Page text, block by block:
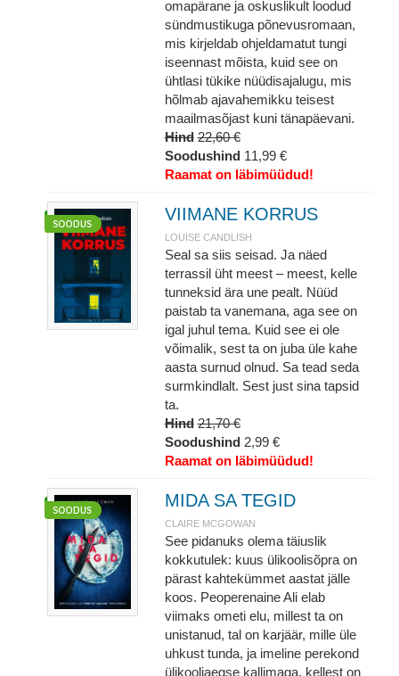
omapärane ja oskuslikult loodud
sündmustikuga põnevusromaan,
mis kirjeldab ohjeldamatut tungi
iseennast mõista, kuid see on
ühtlasi tükike nüüdisajalugu, mis
hõlmab ajavahemikku teisest
maailmasõjast kuni tänapäevani.
Hind 22,60 €
Soodushind 11,99 €
Raamat on läbimüüdud!
VIIMANE KORRUS
LOUISE CANDLISH
Seal sa siis seisad. Ja näed
terrassil üht meest – meest, kelle
tunneksid ära une pealt. Nüüd
paistab ta vanemana, aga see on
igal juhul tema. Kuid see ei ole
võimalik, sest ta on juba üle kahe
aasta surnud olnud. Sa tead seda
surmkindlalt. Sest just sina tapsid
ta.
Hind 21,70 €
Soodushind 2,99 €
Raamat on läbimüüdud!
MIDA SA TEGID
CLAIRE MCGOWAN
See pidanuks olema täiuslik
kokkutulek: kuus ülikoolisõpra on
pärast kahtekümmet aastat jälle
koos. Peoperenaine Ali elab
viimaks ometi elu, millest ta on
unistanud, tal on karjäär, mille üle
uhkust tunda, ja imeline perekond
ülikooliaegse kallimaga, kellest on